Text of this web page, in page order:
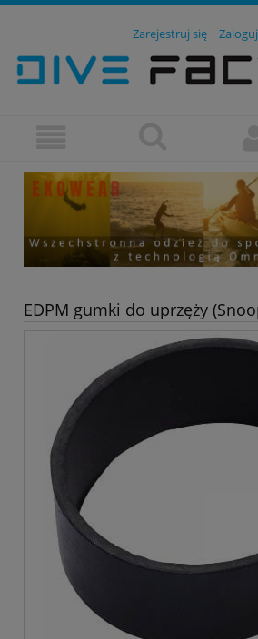
Zarejestruj się
EDPM gumki do uprzęży